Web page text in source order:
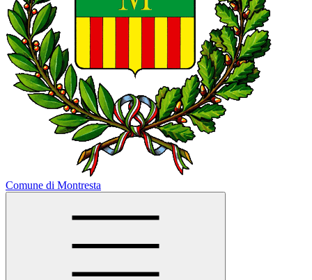
Comune di Montresta